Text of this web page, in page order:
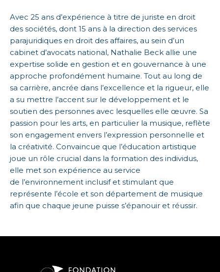
Avec 25 ans d’expérience à titre de juriste en droit
des sociétés, dont 15 ans à la direction des services
parajuridiques en droit des affaires, au sein d’un
cabinet d’avocats national, Nathalie Beck allie une
expertise solide en gestion et en gouvernance à une
approche profondément humaine. Tout au long de
sa carrière, ancrée dans l’excellence et la rigueur, elle
a su mettre l’accent sur le développement et le
soutien des personnes avec lesquelles elle œuvre. Sa
passion pour les arts, en particulier la musique, reflète
son engagement envers l’expression personnelle et
la créativité. Convaincue que l’éducation artistique
joue un rôle crucial dans la formation des individus,
elle met son expérience au service
de l’environnement inclusif et stimulant que
représente l’école et son département de musique
afin que chaque jeune puisse s’épanouir et réussir.